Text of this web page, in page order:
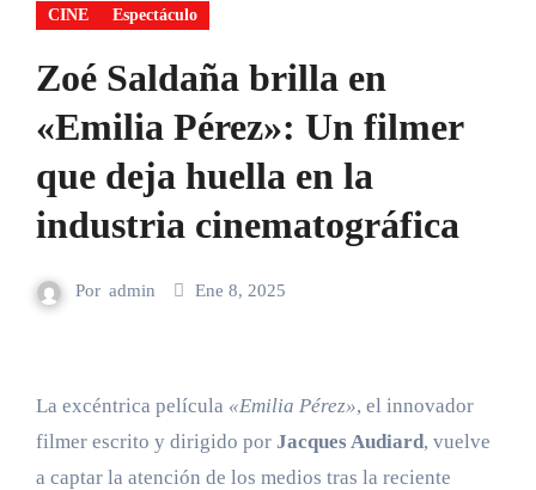
CINE Espectáculo
Zoé Saldaña brilla en
«Emilia Pérez»: Un filmer
que deja huella en la
industria cinematográfica
Por admin Ene 8, 2025
La excéntrica película «Emilia Pérez», el innovador
filmer escrito y dirigido por Jacques Audiard, vuelve
a captar la atención de los medios tras la reciente